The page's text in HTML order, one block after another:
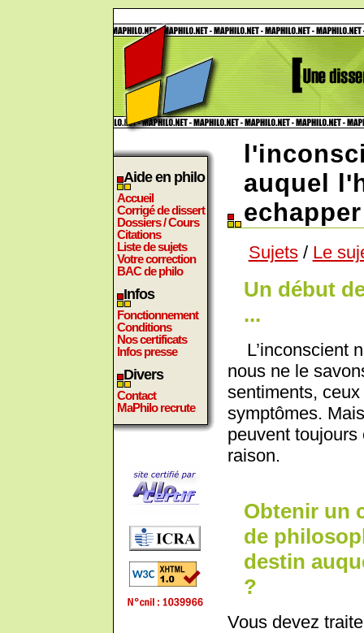
Aide en philo
Accueil
Corrigé de dissert
Dossiers / Cours
Citations
Liste de sujets
Votre correction
BAC de philo
Infos
Fonctionnement
Conditions
Nos certificats
Infos presse
Divers
Contact
MaPhilo recrute
auquel
Sujets/ Le
Un début
...
L’inconscient
nous ne le
sentiments,
symptômes.
peuvent
raison.
Obtenir un
de
destin
?
Vous devez